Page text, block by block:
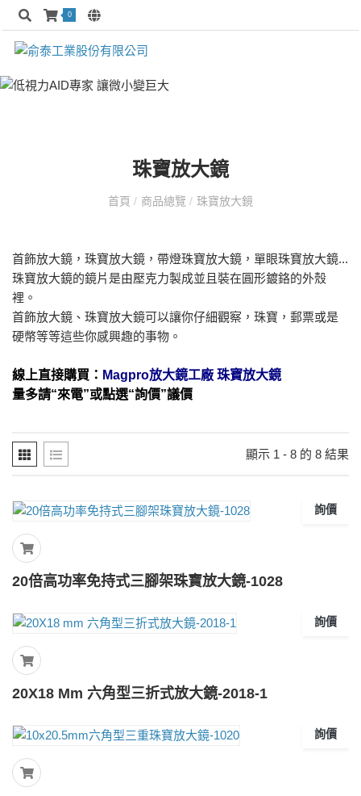
0
珠寶放大鏡
首頁/ 商品總覽 / 珠寶放大鏡
首飾放大鏡，珠寶放大鏡，帶燈珠寶放大鏡，單眼珠寶放大鏡...
珠寶放大鏡的鏡片是由壓克力製成並且裝在圓形鍍鉻的外殼
裡。
首飾放大鏡、珠寶放大鏡可以讓你仔細觀察，珠寶，郵票或是
硬幣等等這些你感興趣的事物。
線上直接購買： Magpro放大鏡工廠 珠寶放大鏡
量多請“來電”或點選“詢價”議價
顯示 1 - 8 的 8 結果
詢價
20倍高功率免持式三腳架珠寶放大鏡-1028
詢價
20X18 Mm 六角型三折式放大鏡-2018-1
詢價